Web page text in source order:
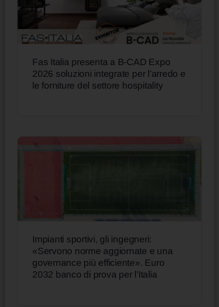
Fas Italia presenta a B-CAD Expo
2026 soluzioni integrate per l’arredo e
le forniture del settore hospitality
Impianti sportivi, gli ingegneri:
«Servono norme aggiornate e una
governance più efficiente». Euro
2032 banco di prova per l’Italia